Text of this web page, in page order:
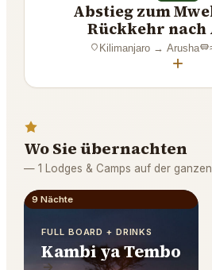
Abstieg zum
Rückkehr nach
Kilimanjaro → Arusha
+
Wo Sie übernachten
—1 Lodges & Camps auf der ganzen
9 Nächte
FULL BOARD + DRINKS
Kambi ya Tembo